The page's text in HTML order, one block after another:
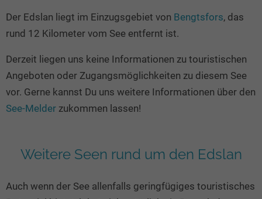
Österreich
Frankreich
Niederlande
Schweden
alle Länder…
Der Edslan liegt im Einzugsgebiet von Bengtsfors, das
rund 12 Kilometer vom See entfernt ist.
Derzeit liegen uns keine Informationen zu touristischen
Angeboten oder Zugangsmöglichkeiten zu diesem See
vor. Gerne kannst Du uns weitere Informationen über den
See-Melder zukommen lassen!
Weitere Seen rund um den Edslan
Auch wenn der See allenfalls geringfügiges touristisches